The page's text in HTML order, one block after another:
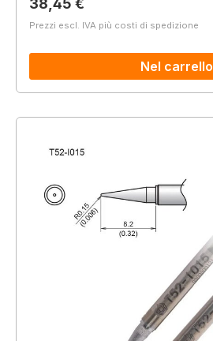
38,45 €
Prezzi escl. IVA più costi di spedizione
Nel carrello